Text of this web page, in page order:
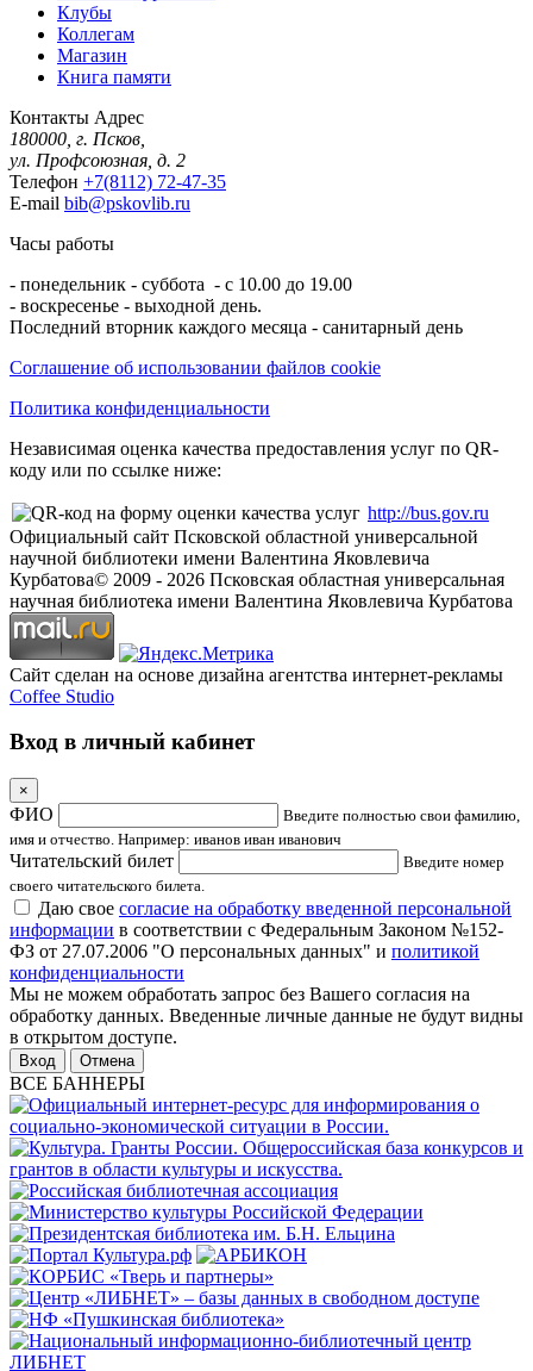
Клубы
Коллегам
Магазин
Книга памяти
Контакты Адрес
180000, г. Псков,
ул. Профсоюзная, д. 2
Телефон +7(8112) 72-47-35
E-mail bib@pskovlib.ru
Часы работы
- понедельник - суббота - с 10.00 до 19.00
- воскресенье - выходной день.
Последний вторник каждого месяца - санитарный день
Соглашение об использовании файлов cookie
Политика конфиденциальности
Независимая оценка качества предоставления услуг по QR-
коду или по ссылке ниже:
http://bus.gov.ru
Официальный сайт Псковской областной универсальной
научной библиотеки имени Валентина Яковлевича
Курбатова© 2009 - 2026 Псковская областная универсальная
научная библиотека имени Валентина Яковлевича Курбатова
Сайт сделан на основе дизайна агентства интернет-рекламы
Coffee Studio
Вход в личный кабинет
×
ФИО
Введите полностью свои фамилию,
имя и отчество. Например: иванов иван иванович
Читательский билет
Введите номер
своего читательского билета.
Даю свое согласие на обработку введенной персональной
информации в соответствии с Федеральным Законом №152-
ФЗ от 27.07.2006 "О персональных данных" и политикой
конфиденциальности
Мы не можем обработать запрос без Вашего согласия на
обработку данных. Введенные личные данные не будут видны
в открытом доступе.
Отмена
ВСЕ БАННЕРЫ